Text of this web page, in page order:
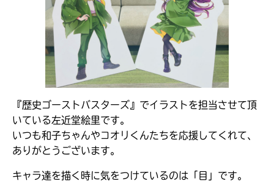
『歴史ゴーストバスターズ』でイラストを担当させて頂
いている左近堂絵里です。
いつも和子ちゃんやコオリくんたちを応援してくれて、
ありがとうございます。
キャラ達を描く時に気をつけているのは「目」です。